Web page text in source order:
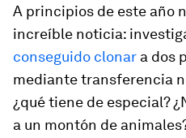
A principios de este año
increíble noticia:
conseguido clonar a dos
mediante transferencia
¿qué tiene de especial?
a un montón de